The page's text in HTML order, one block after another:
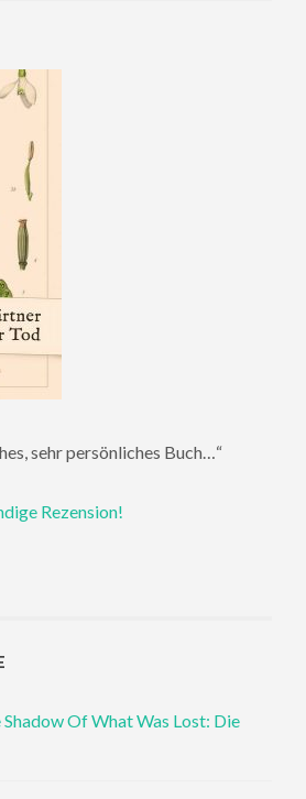
sehr persönliches Buch…“
Rezension!
Of What Was Lost: Die